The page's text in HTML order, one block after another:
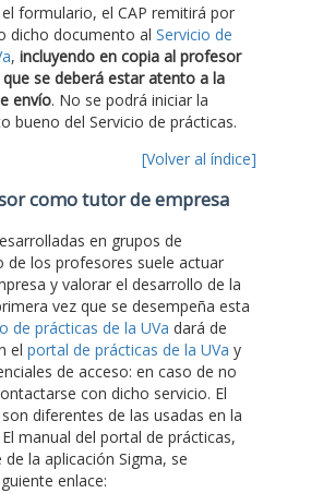
formulario, el CAP remitirá por
dicho documento al Servicio de
, incluyendo en copia al profesor
se deberá estar atento a la
envío. No se podrá iniciar la
bueno del Servicio de prácticas.
[Volver al índice]
como tutor de empresa
en grupos de
de los profesores suele actuar
y valorar el desarrollo de la
vez que se desempeña esta
de prácticas de la UVa dará de
el portal de prácticas de la UVa y
de acceso: en caso de no
con dicho servicio. El
diferentes de las usadas en la
manual del portal de prácticas,
la aplicación Sigma, se
enlace: